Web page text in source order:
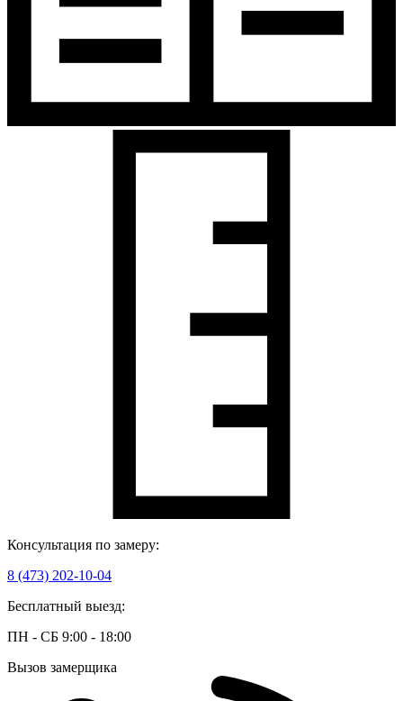
Консультация по замеру:
8 (473) 202-10-04
Бесплатный выезд:
ПН - СБ 9:00 - 18:00
Вызов замерщика